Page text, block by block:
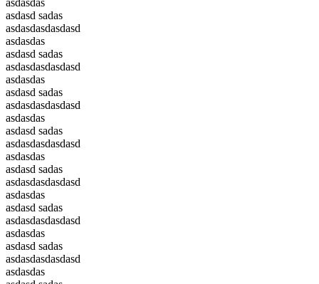
asdasdas
asdasd sadas
asdasdasdasdasd
asdasdas
asdasd sadas
asdasdasdasdasd
asdasdas
asdasd sadas
asdasdasdasdasd
asdasdas
asdasd sadas
asdasdasdasdasd
asdasdas
asdasd sadas
asdasdasdasdasd
asdasdas
asdasd sadas
asdasdasdasdasd
asdasdas
asdasd sadas
asdasdasdasdasd
asdasdas